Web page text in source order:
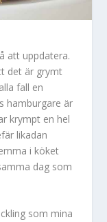
att uppdatera.
det är grymt
fall en
hamburgare är
krympt en hel
likadan
i köket
dag som
som mina